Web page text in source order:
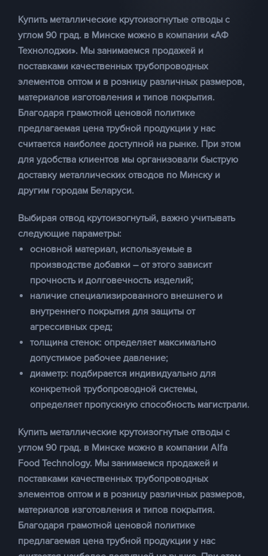
Купить металлические крутоизогнутые отводы с
углом 90 град. в Минске можно в компании «АФ
Технолоджи». Мы занимаемся продажей и
поставками качественныхтрубопроводных
элементов оптом и в розницу различных размеров,
материалов изготовления и типов покрытия.
Благодаря грамотной ценовой политике
предлагаемая цена трубной продукции у нас
считается наиболее доступной на рынке. При этом
для удобства клиентов мы организовали быструю
доставку металлических отводов по Минску и
другим городам Беларуси.
Выбирая отвод крутоизогнутый, важно учитывать
следующие параметры:
основной материал, используемые в
производстве добавки – от этого зависит
прочность и долговечность изделий;
наличие специализированного внешнего и
внутреннего покрытия для защиты от
агрессивных сред;
толщина стенок: определяет максимально
допустимое рабочее давление;
диаметр: подбирается индивидуально для
конкретной трубопроводной системы,
определяет пропускную способность магистрали.
Купить металлические крутоизогнутые отводы с
углом 90 град. в Минске можно в компании Alfa
Food Technology. Мы занимаемся продажей и
поставками качественных трубопроводных
элементов оптом и в розницу различных размеров,
материалов изготовления и типов покрытия.
Благодаря грамотной ценовой политике
предлагаемая цена трубной продукции у нас